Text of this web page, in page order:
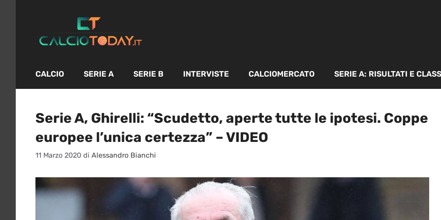
contenuto
CALCIO SERIE A SERIE B INTERVISTE CALCIOMERCATO SERIE A: RISULTATI E
Serie A, Ghirelli: “Scudetto, aperte tutte le ipotesi. Coppe
europee l’unica certezza” – VIDEO
11 Marzo 2020 di Alessandro Bianchi